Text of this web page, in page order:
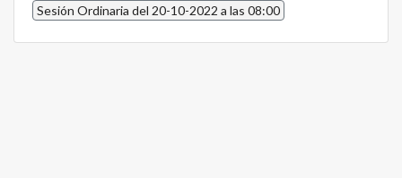
Sesión Ordinaria del 20-10-2022 a las 08:00